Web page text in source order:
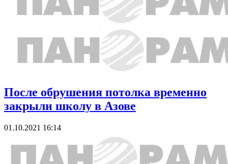
После обрушения потолка временно
закрыли школу в Азове
01.10.2021 16:14